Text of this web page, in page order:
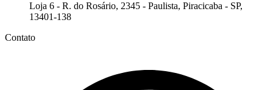
Loja 6 - R. do Rosário, 2345 - Paulista, Piracicaba - SP,
13401-138
Contato